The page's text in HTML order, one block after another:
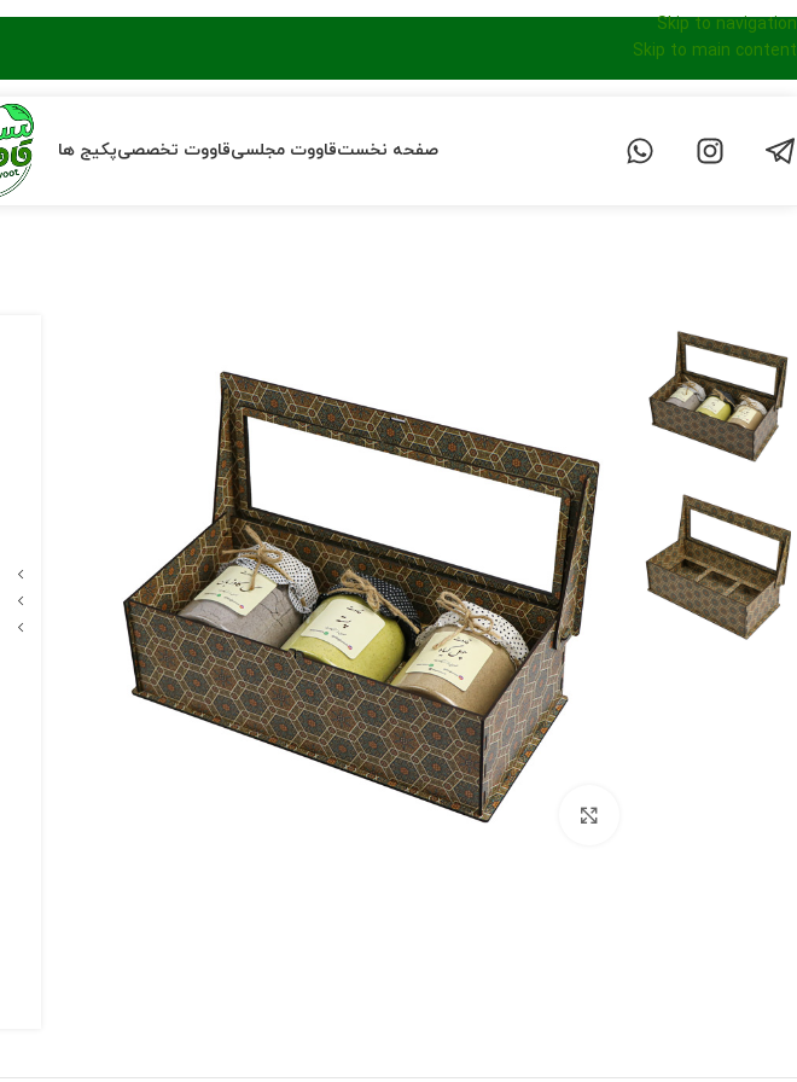
Skip to navigation
Skip to main content
صفحه نخستقاووت مجلسیقاووت تخصصیپکیج ها
برای بزرگنمایی کلیک کنید